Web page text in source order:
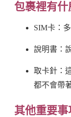
包裹裡有什
SIM卡：
說明書：
取卡針：
都不會帶
其他重要事